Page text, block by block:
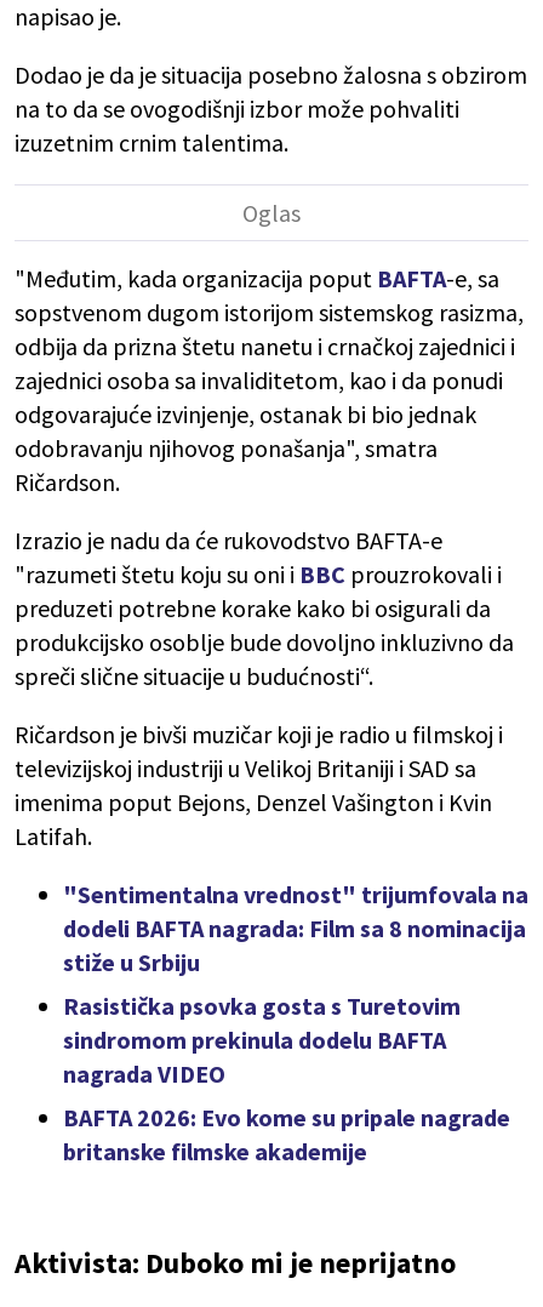
napisao je.
Dodao je da je situacija posebno žalosna s obzirom
na to da se ovogodišnji izbor može pohvaliti
izuzetnim crnim talentima.
"Međutim, kada organizacija poput BAFTA-e, sa
sopstvenom dugom istorijom sistemskog rasizma,
odbija da prizna štetu nanetu i crnačkoj zajednici i
zajednici osoba sa invaliditetom, kao i da ponudi
odgovarajuće izvinjenje, ostanak bi bio jednak
odobravanju njihovog ponašanja", smatra
Ričardson.
Izrazio je nadu da će rukovodstvo BAFTA-e
"razumeti štetu koju su oni i BBC prouzrokovali i
preduzeti potrebne korake kako bi osigurali da
produkcijsko osoblje bude dovoljno inkluzivno da
spreči slične situacije u budućnosti“.
Ričardson je bivši muzičar koji je radio u filmskoj i
televizijskoj industriji u Velikoj Britaniji i SAD sa
imenima poput Bejons, Denzel Vašington i Kvin
Latifah.
"Sentimentalna vrednost" trijumfovala na
dodeli BAFTA nagrada: Film sa 8 nominacija
stiže u Srbiju
Rasistička psovka gosta s Turetovim
sindromom prekinula dodelu BAFTA
nagrada VIDEO
BAFTA 2026: Evo kome su pripale nagrade
britanske filmske akademije
Aktivista: Duboko mi je neprijatno